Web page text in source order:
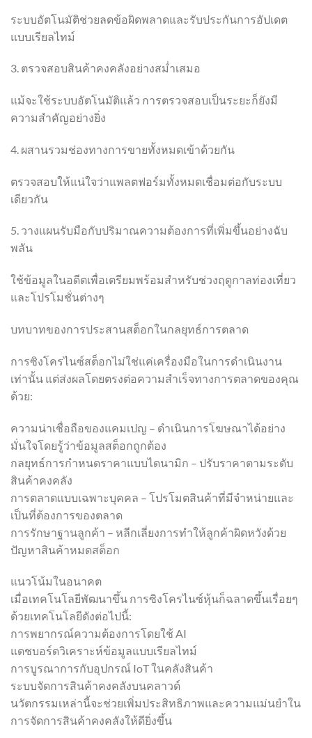
ระบบอัตโนมัติช่วยลดข้อผิดพลาดและรับประกันการอัปเดต
แบบเรียลไทม์
3. ตรวจสอบสินค้าคงคลังอย่างสม่ำเสมอ
แม้จะใช้ระบบอัตโนมัติแล้ว การตรวจสอบเป็นระยะก็ยังมี
ความสำคัญอย่างยิ่ง
4. ผสานรวมช่องทางการขายทั้งหมดเข้าด้วยกัน
ตรวจสอบให้แน่ใจว่าแพลตฟอร์มทั้งหมดเชื่อมต่อกับระบบ
เดียวกัน
5. วางแผนรับมือกับปริมาณความต้องการที่เพิ่มขึ้นอย่างฉับ
พลัน
ใช้ข้อมูลในอดีตเพื่อเตรียมพร้อมสำหรับช่วงฤดูกาลท่องเที่ยว
และโปรโมชั่นต่างๆ
บทบาทของการประสานสต็อกในกลยุทธ์การตลาด
การซิงโครไนซ์สต็อกไม่ใช่แค่เครื่องมือในการดำเนินงาน
เท่านั้น แต่ส่งผลโดยตรงต่อความสำเร็จทางการตลาดของคุณ
ด้วย:
ความน่าเชื่อถือของแคมเปญ – ดำเนินการโฆษณาได้อย่าง
มั่นใจโดยรู้ว่าข้อมูลสต็อกถูกต้อง
กลยุทธ์การกำหนดราคาแบบไดนามิก – ปรับราคาตามระดับ
สินค้าคงคลัง
การตลาดแบบเฉพาะบุคคล – โปรโมตสินค้าที่มีจำหน่ายและ
เป็นที่ต้องการของตลาด
การรักษาฐานลูกค้า – หลีกเลี่ยงการทำให้ลูกค้าผิดหวังด้วย
ปัญหาสินค้าหมดสต็อก
แนวโน้มในอนาคต
เมื่อเทคโนโลยีพัฒนาขึ้น การซิงโครไนซ์หุ้นก็ฉลาดขึ้นเรื่อยๆ
ด้วยเทคโนโลยีดังต่อไปนี้:
การพยากรณ์ความต้องการโดยใช้ AI
แดชบอร์ดวิเคราะห์ข้อมูลแบบเรียลไทม์
การบูรณาการกับอุปกรณ์ IoT ในคลังสินค้า
ระบบจัดการสินค้าคงคลังบนคลาวด์
นวัตกรรมเหล่านี้จะช่วยเพิ่มประสิทธิภาพและความแม่นยำใน
การจัดการสินค้าคงคลังให้ดียิ่งขึ้น